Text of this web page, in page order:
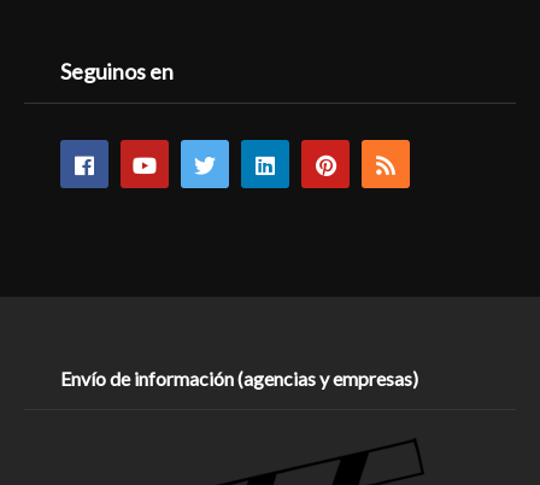
Seguinos en
Envío de información (agencias y empresas)